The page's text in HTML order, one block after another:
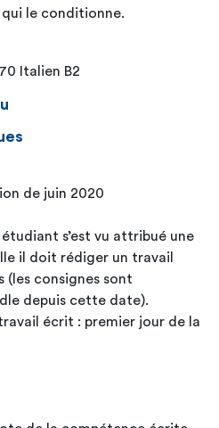
le conditionne.
12ULG70 Italien B2
de juin 2020
s’est vu attribué une
il doit rédiger un travail
(les consignes sont
depuis cette date).
écrit : premier jour de la